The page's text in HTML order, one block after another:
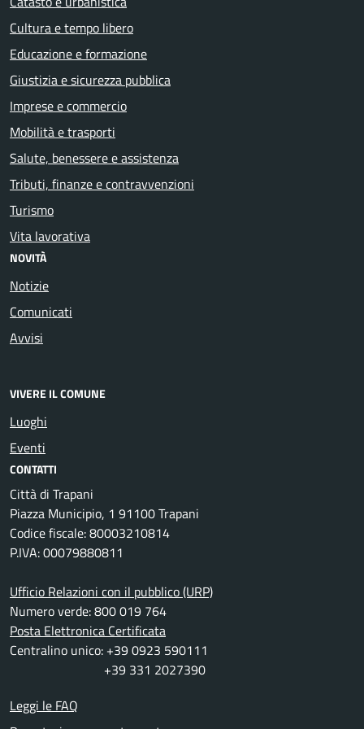
Cultura e tempo libero
Educazione e formazione
Giustizia e sicurezza pubblica
Imprese e commercio
Mobilità e trasporti
Salute, benessere e assistenza
Tributi, finanze e contravvenzioni
Turismo
Vita lavorativa
NOVITÀ
Notizie
Comunicati
Avvisi
VIVERE IL COMUNE
Luoghi
Eventi
CONTATTI
Città di Trapani
Piazza Municipio, 1 91100 Trapani
Codice fiscale: 80003210814
P.IVA: 00079880811
Ufficio Relazioni con il pubblico (URP)
Numero verde: 800 019 764
Posta Elettronica Certificata
Centralino unico: +39 0923 590111
+39 331 2027390
Leggi le FAQ